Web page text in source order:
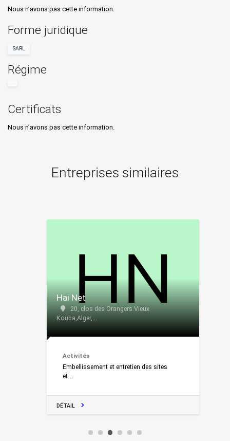
Nous n’avons pas cette information.
Forme juridique
SARL
Régime
Certificats
Nous n’avons pas cette information.
Entreprises similaires
Hai Net
20, clos des Orangers.Vieux
Kouba,Alger,...
Activités
Embellissement et entretien des sites
et...
DÉTAIL